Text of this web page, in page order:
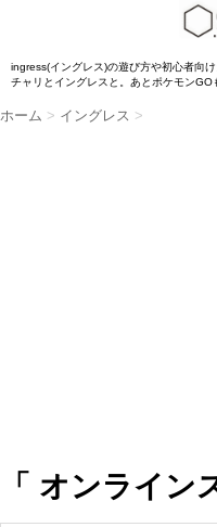
ingress(イングレス)の遊び方や初心者向
チャリとイングレスと。あとポケモンGO
ホーム > イングレス >
「 オンライン